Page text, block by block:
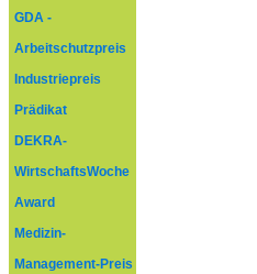
GDA -
Arbeitschutzpreis
Industriepreis
Prädikat
DEKRA-
WirtschaftsWoche
Award
Medizin-
Management-Preis